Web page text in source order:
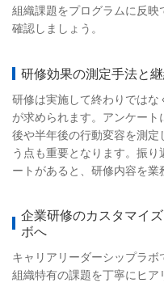
組織課題をプログラムに反
確認しましょう。
研修効果の測定手法と
研修は実施して終わりでは
が求められます。アンケー
後や半年後の行動変容を測
う点も重要となります。振
ートがあると、研修内容を業
企業研修のカスタマイ
ボへ
キャリアリーダーシップラボ
組織特有の課題を丁寧にヒ